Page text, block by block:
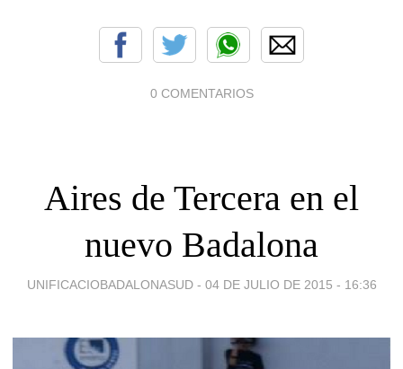
0 COMENTARIOS
Aires de Tercera en el
nuevo Badalona
UNIFICACIOBADALONASUD - 04 DE JULIO DE 2015 - 16:36